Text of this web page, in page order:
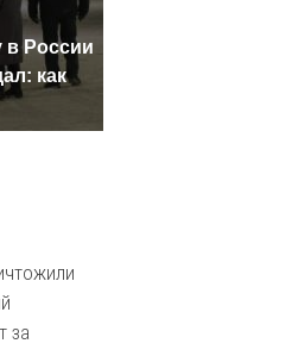
в России
как
за